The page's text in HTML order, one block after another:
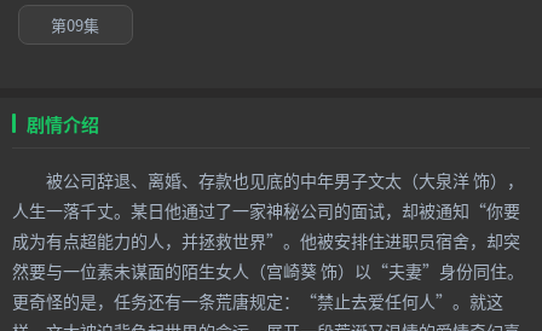
第09集
剧情介绍
被公司辞退、离婚、存款也见底的中年男子文太（大泉洋 饰），
人生一落千丈。某日他通过了一家神秘公司的面试，却被通知“你要
成为有点超能力的人，并拯救世界”。他被安排住进职员宿舍，却突
然要与一位素未谋面的陌生女人（宫崎葵 饰）以“夫妻”身份同住。
更奇怪的是，任务还有一条荒唐规定：“禁止去爱任何人”。就这